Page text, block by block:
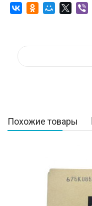
Похожие товары